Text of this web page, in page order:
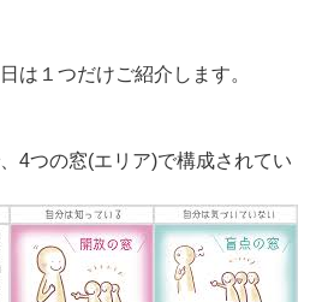
は１つだけご紹介します。
4つの窓(エリア)で構成されてい